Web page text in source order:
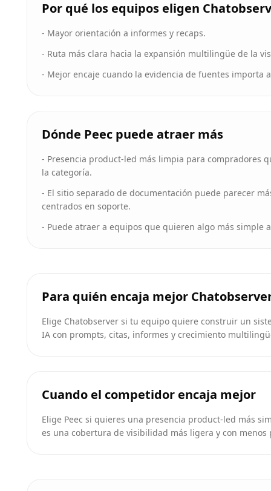
Por qué los equipos eligen
- Mayor orientación a informes y recaps.
- Ruta más clara hacia la expansión multilingüe de la
- Mejor encaje cuando la evidencia de fuentes importa
Dónde Peec puede atraer más
- Presencia product-led más limpia para compradores
la categoría.
- El sitio separado de documentación puede parecer
centrados en soporte.
- Puede atraer a equipos que quieren algo más simple
Para quién encaja mejor
Elige Chatobserver si tu equipo quiere construir un
IA con prompts, citas, informes y crecimiento
Cuando el competidor encaja mejor
Elige Peec si quieres una presencia product-led más
es una cobertura de visibilidad más ligera y con